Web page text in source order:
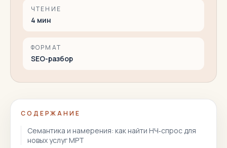
ЧТЕНИЕ
4 мин
ФОРМАТ
SEO-разбор
СОДЕРЖАНИЕ
Семантика и намерения: как найти НЧ‑спрос для
новых услуг МРТ